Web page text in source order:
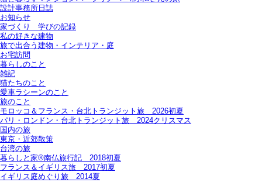
設計事務所日誌
お知らせ
家づくり 学びの記録
私の好きな建物
旅で出合う建物・インテリア・庭
お宅訪問
暮らしのこと
雑記
猫たちのこと
愛車ラシーンのこと
旅のこと
モロッコ＆フランス・台北トランジット旅＿2026初夏
パリ・ロンドン・台北トランジット旅＿2024クリスマス
国内の旅
東京・近郊散策
台湾の旅
暮らしと家®南仏旅行記＿2018初夏
フランス＆イギリス旅＿2017初夏
イギリス庭めぐり旅＿2014夏